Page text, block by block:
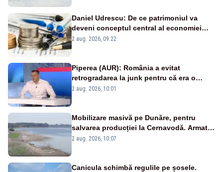
Daniel Udrescu: De ce patrimoniul va
deveni conceptul central al economiei
viitoare?
2 aug. 2026, 09:22
Piperea (AUR): România a evitat
retrogradarea la junk pentru că era o
catastrofă pentru bănci și fondurile de
2 aug. 2026, 10:01
Mobilizare masivă pe Dunăre, pentru
salvarea producției la Cernavodă. Armata
va detona o stâncă și va devia apa
2 aug. 2026, 10:07
Canicula schimbă regulile pe șosele.